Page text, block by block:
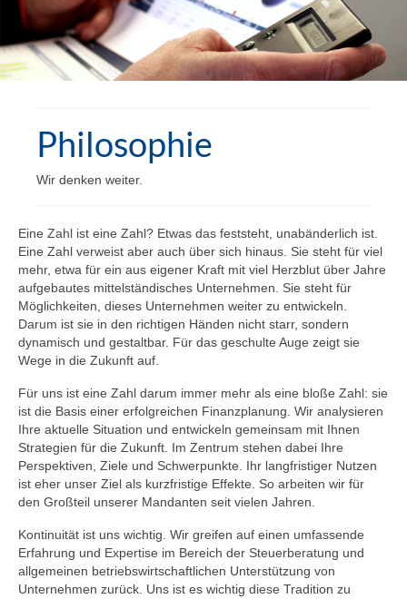
Philosophie
Wir denken weiter.
Eine Zahl ist eine Zahl? Etwas das feststeht, unabänderlich ist.
Eine Zahl verweist aber auch über sich hinaus. Sie steht für viel
mehr, etwa für ein aus eigener Kraft mit viel Herzblut über Jahre
aufgebautes mittelständisches Unternehmen. Sie steht für
Möglichkeiten, dieses Unternehmen weiter zu entwickeln.
Darum ist sie in den richtigen Händen nicht starr, sondern
dynamisch und gestaltbar. Für das geschulte Auge zeigt sie
Wege in die Zukunft auf.
Für uns ist eine Zahl darum immer mehr als eine bloße Zahl: sie
ist die Basis einer erfolgreichen Finanzplanung. Wir analysieren
Ihre aktuelle Situation und entwickeln gemeinsam mit Ihnen
Strategien für die Zukunft. Im Zentrum stehen dabei Ihre
Perspektiven, Ziele und Schwerpunkte. Ihr langfristiger Nutzen
ist eher unser Ziel als kurzfristige Effekte. So arbeiten wir für
den Großteil unserer Mandanten seit vielen Jahren.
Kontinuität ist uns wichtig. Wir greifen auf einen umfassende
Erfahrung und Expertise im Bereich der Steuerberatung und
allgemeinen betriebswirtschaftlichen Unterstützung von
Unternehmen zurück. Uns ist es wichtig diese Tradition zu